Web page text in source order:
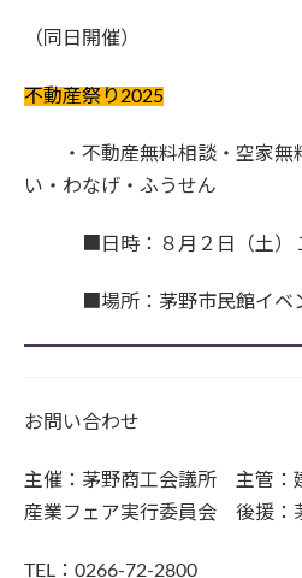
（同日開催）
不動産祭り2025
・不動産無料相談・空家無
い・わなげ・ふうせん
■日時：８月２日（土）１
■場所：茅野市民館イベン
お問い合わせ
主催：茅野商工会議所 主管：
産業フェア実行委員会 後援：
TEL：0266-72-2800